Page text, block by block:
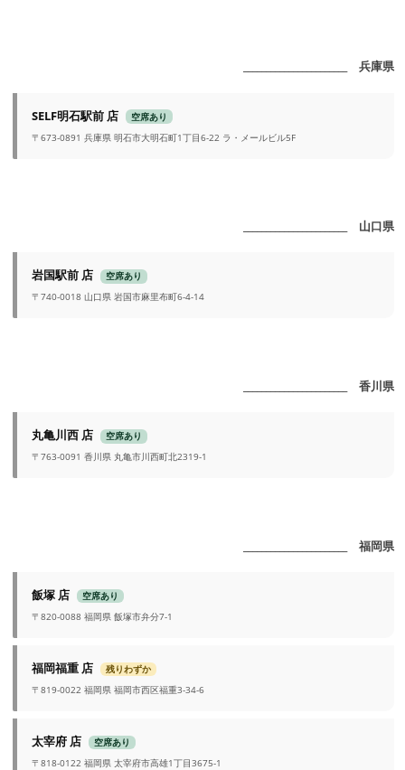
_______________________ 兵庫県
SELF明石駅前 店
空席あり
〒673-0891 兵庫県 明石市大明石町1丁目6-22 ラ・メールビル5F
_______________________ 山口県
岩国駅前 店
空席あり
〒740-0018 山口県 岩国市麻里布町6-4-14
_______________________ 香川県
丸亀川西 店
空席あり
〒763-0091 香川県 丸亀市川西町北2319-1
_______________________ 福岡県
飯塚 店
空席あり
〒820-0088 福岡県 飯塚市弁分7-1
福岡福重 店
残りわずか
〒819-0022 福岡県 福岡市西区福重3-34-6
太宰府 店
空席あり
〒818-0122 福岡県 太宰府市高雄1丁目3675-1